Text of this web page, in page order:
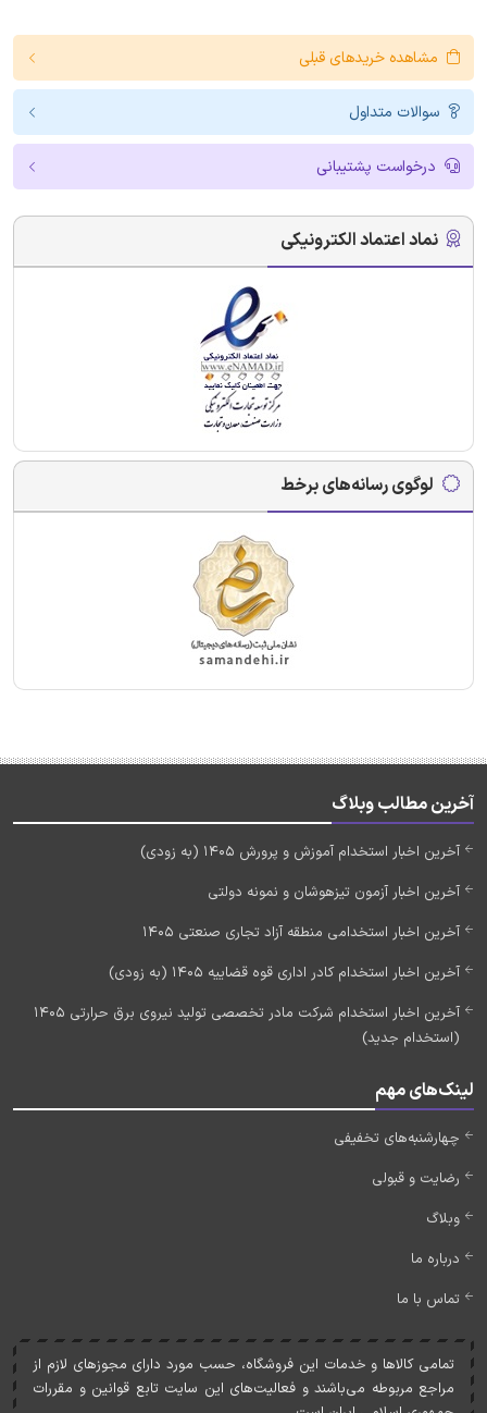
مشاهده خریدهای قبلی
سوالات متداول
درخواست پشتیبانی
نماد اعتماد الکترونیکی
لوگوی رسانه‌های برخط
آخرین مطالب وبلاگ
آخرین اخبار استخدام آموزش و پرورش 1405 (به زودی)
آخرین اخبار آزمون تیزهوشان و نمونه دولتی
آخرین اخبار استخدامی منطقه آزاد تجاری صنعتی 1405
آخرین اخبار استخدام کادر اداری قوه قضاییه 1405 (به زودی)
آخرین اخبار استخدام شرکت مادر تخصصی تولید نیروی برق حرارتی 1405
(استخدام جدید)
لینک‌های مهم
چهارشنبه‌های تخفیفی
رضایت و قبولی
وبلاگ
درباره ما
تماس با ما
تمامی کالاها و خدمات اين فروشگاه، حسب مورد دارای مجوزهای لازم از
مراجع مربوطه می‌باشند و فعاليت‌های اين سايت تابع قوانين و مقررات